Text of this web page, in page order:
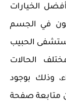
الخيارات
في الجسم
الحبيب
الحالات
وذلك بوجود
متابعة صفحة